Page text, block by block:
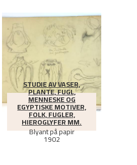
STUDIE AV VASER,
PLANTE, FUGL,
MENNESKE OG
EGYPTISKE MOTIVER,
FOLK, FUGLER,
HIEROGLYFER MM.
Blyant på papir
1902